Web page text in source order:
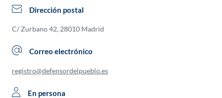
Dirección postal
C/ Zurbano 42, 28010 Madrid
Correo electrónico
registro@defensordelpueblo.es
En persona